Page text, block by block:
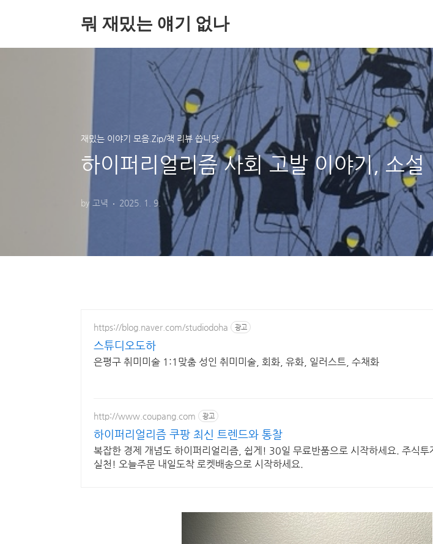
뭐 재밌는 얘기 없나
재밌는 이야기 모음.Zip/책 리뷰 씁니닷
하이퍼리얼리즘 사회 고발 이야기, 소
by 고녁 2025. 1. 9.
https://blog.naver.com/studiodoha 광고
스튜디오도하
은평구 취미미술 1:1맞춤 성인 취미미술, 회화, 유화, 일러스트, 수채화
http://www.coupang.com 광고
하이퍼리얼리즘 쿠팡 최신 트렌드와 통찰
복잡한 경제 개념도 하이퍼리얼리즘, 쉽게! 30일 무료반품으로 시작하세요. 주식투
실천! 오늘주문 내일도착 로켓배송으로 시작하세요.